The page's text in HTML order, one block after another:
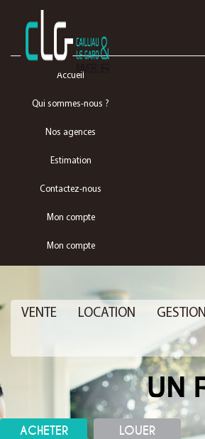
Accueil
Qui sommes-nous ?
Nos agences
Estimation
Contactez-nous
Mon compte
Mon compte
VENTE LOCATION GESTION
ACHETER LOUER